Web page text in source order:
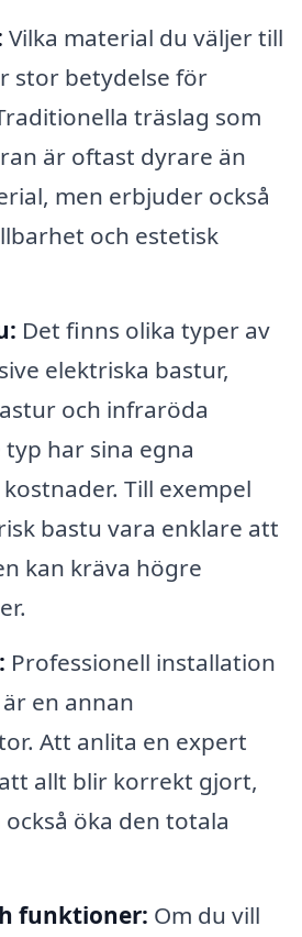
Vilka material du väljer till
stor betydelse för
träslag som
är oftast dyrare än
men erbjuder också
och estetisk
Det finns olika typer av
elektriska bastur,
och infraröda
typ har sina egna
Till exempel
bastu vara enklare att
kan kräva högre
Professionell installation
en annan
Att anlita en expert
allt blir korrekt gjort,
öka den totala
funktioner: Om du vill